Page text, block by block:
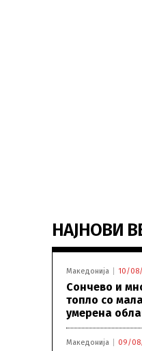
НАЈНОВИ
Македонија 10/
Сончево и
топло со
умерена
Македонија 09/08/